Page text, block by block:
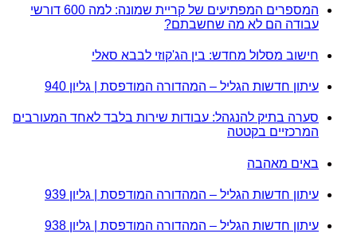
המספרים המפתיעים של קריית שמונה: למה 600 דורשי
עבודה הם לא מה שחשבתם?
חישוב מסלול מחדש: בין הג'קוזי לבבא סאלי
עיתון חדשות הגליל – המהדורה המודפסת | גליון 940
סערה בתיק להנגהל: עבודות שירות בלבד לאחד המעורבים
המרכזיים בקטטה
באים מאהבה
עיתון חדשות הגליל – המהדורה המודפסת | גליון 939
עיתון חדשות הגליל – המהדורה המודפסת | גליון 938